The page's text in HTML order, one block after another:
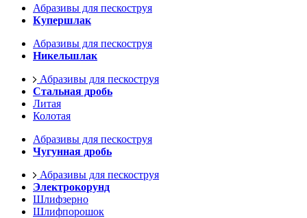
Абразивы для пескоструя
Купершлак
Абразивы для пескоструя
Никельшлак
Абразивы для пескоструя
Стальная дробь
Литая
Колотая
Абразивы для пескоструя
Чугунная дробь
Абразивы для пескоструя
Электрокорунд
Шлифзерно
Шлифпорошок